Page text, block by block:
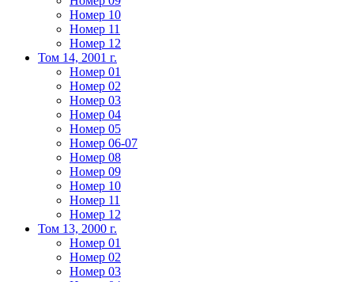
Номер 10
Номер 11
Номер 12
Том 14, 2001 г.
Номер 01
Номер 02
Номер 03
Номер 04
Номер 05
Номер 06-07
Номер 08
Номер 09
Номер 10
Номер 11
Номер 12
Том 13, 2000 г.
Номер 01
Номер 02
Номер 03